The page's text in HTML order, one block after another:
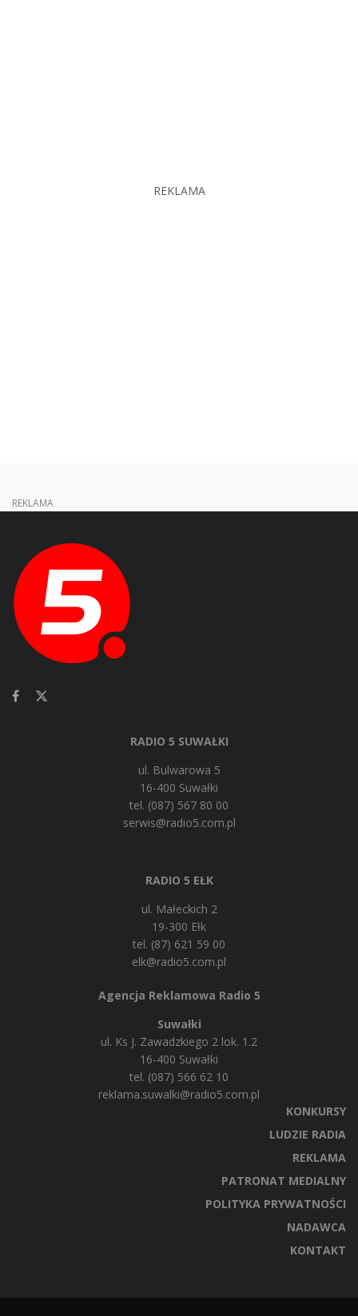
REKLAMA
REKLAMA
RADIO 5 SUWAŁKI
ul. Bulwarowa 5
16-400 Suwałki
tel. (087) 567 80 00
serwis@radio5.com.pl
RADIO 5 EŁK
ul. Małeckich 2
19-300 Ełk
tel. (87) 621 59 00
elk@radio5.com.pl
Agencja Reklamowa Radio 5
Suwałki
ul. Ks J. Zawadzkiego 2 lok. 1.2
16-400 Suwałki
tel. (087) 566 62 10
reklama.suwalki@radio5.com.pl
KONKURSY
LUDZIE RADIA
REKLAMA
PATRONAT MEDIALNY
POLITYKA PRYWATNOŚCI
NADAWCA
KONTAKT